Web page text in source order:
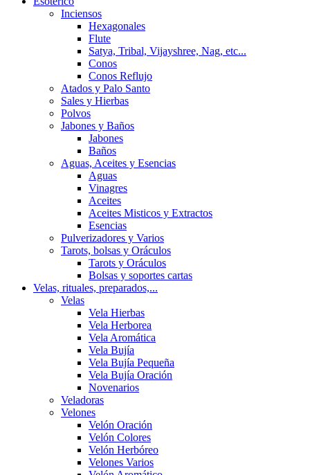
Inciensos
Hexagonales
Flute
Satya, Tribal, Vijayshree, Nag, etc...
Conos
Conos Reflujo
Atados y Palo Santo
Sales y Hierbas
Polvos
Jabones y Baños
Jabones
Baños
Aguas, Aceites y Esencias
Aguas
Vinagres
Aceites
Aceites Misticos y Extractos
Esencias
Pulverizadores y Varios
Tarots, bolsas y Oráculos
Tarots y Oráculos
Bolsas y soportes cartas
Velas, rituales, preparados,...
Velas
Vela Hierbas
Vela Herborea
Vela Aromática
Vela Bujía
Vela Bujía Pequeña
Vela Bujía Oración
Novenarios
Veladoras
Velones
Velón Oración
Velón Colores
Velón Herbóreo
Velones Varios